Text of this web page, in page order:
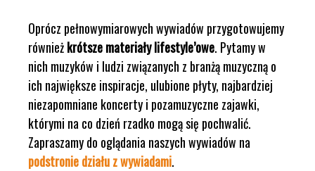
Oprócz pełnowymiarowych wywiadów przygotowujemy
równieżkrótsze materiały lifestyle’owe. Pytamy w
nich muzyków i ludzi związanych z branżą muzyczną o
ich największe inspiracje, ulubione płyty, najbardziej
niezapomniane koncerty i pozamuzyczne zajawki,
którymi na co dzień rzadko mogą się pochwalić.
Zapraszamy do oglądania naszych wywiadów na
podstronie działu z wywiadami.